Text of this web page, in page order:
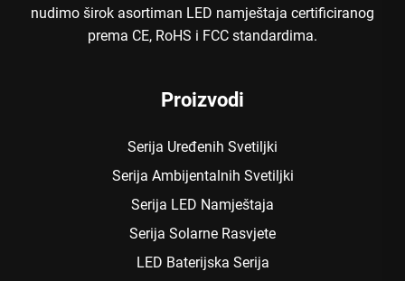
nudimo širok asortiman LED namještaja certificiranog
prema CE, RoHS i FCC standardima.
Proizvodi
Serija Uređenih Svetiljki
Serija Ambijentalnih Svetiljki
Serija LED Namještaja
Serija Solarne Rasvjete
LED Baterijska Serija